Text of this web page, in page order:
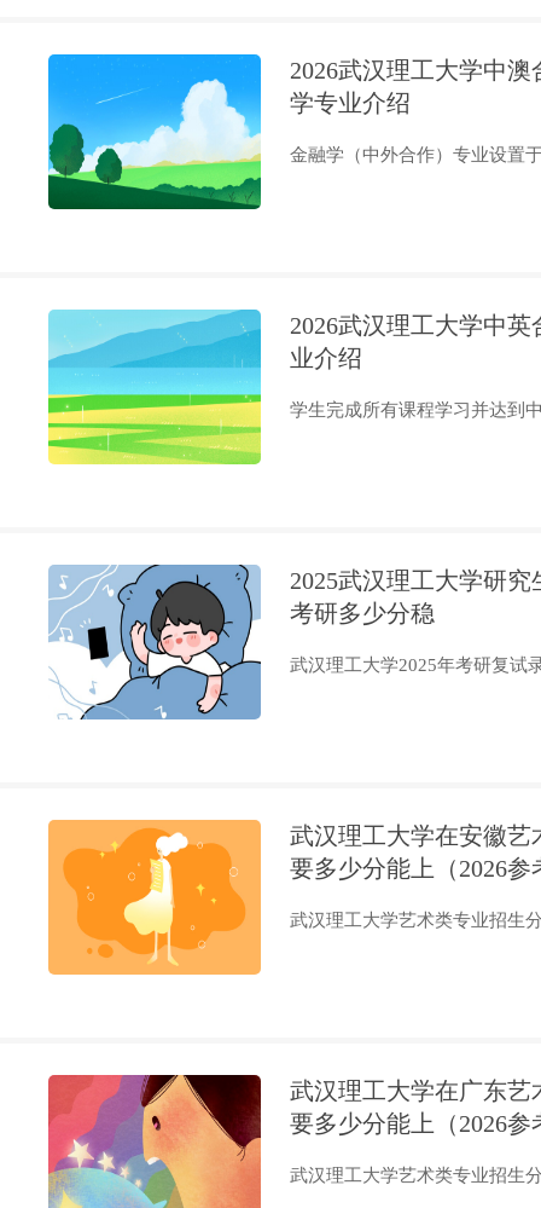
2026武汉理工大学中澳
学专业介绍
金融学（中外合作）专业设置
2026武汉理工大学中
业介绍
学生完成所有课程学习并达到
2025武汉理工大学研
考研多少分稳
武汉理工大学2025年考研复试
武汉理工大学在安徽
要多少分能上（2026参
武汉理工大学艺术类专业招生
武汉理工大学在广东
要多少分能上（2026参
武汉理工大学艺术类专业招生